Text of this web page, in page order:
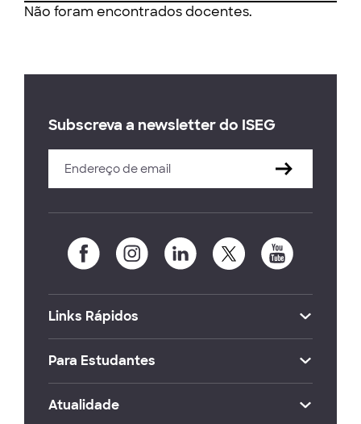
Não foram encontrados docentes.
Subscreva a newsletter do ISEG
Links Rápidos
Para Estudantes
Atualidade